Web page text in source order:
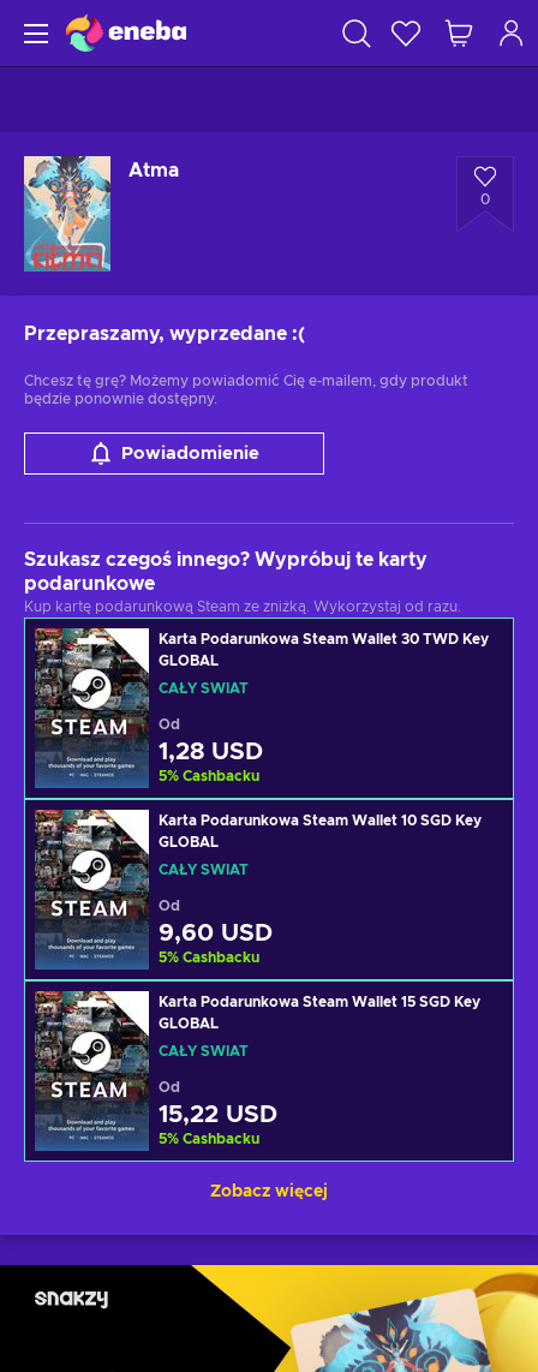
Atma
0
Przepraszamy, wyprzedane :(
Chcesz tę grę? Możemy powiadomić Cię e-mailem, gdy produkt
będzie ponownie dostępny.
Powiadomienie
Szukasz czegoś innego? Wypróbuj te karty
podarunkowe
Kup kartę podarunkową Steam ze zniżką. Wykorzystaj od razu.
Karta Podarunkowa Steam Wallet 30 TWD Key
GLOBAL
CAŁY ŚWIAT
Od
1,28 USD
5% Cashbacku
Karta Podarunkowa Steam Wallet 10 SGD Key
GLOBAL
CAŁY ŚWIAT
Od
9,60 USD
5% Cashbacku
Karta Podarunkowa Steam Wallet 15 SGD Key
GLOBAL
CAŁY ŚWIAT
Od
15,22 USD
5% Cashbacku
Zobacz więcej